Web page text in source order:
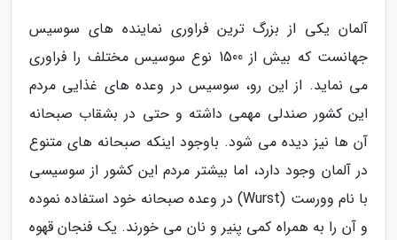
آلمان یکی از بزرگ ترین فراوری نماینده های سوسیس
جهانست که بیش از 1500 نوع سوسیس مختلف را فراوری
می نماید. از این رو، سوسیس در وعده های غذایی مردم
این کشور صندلی مهمی داشته و حتی در بشقاب صبحانه
آن ها نیز دیده می شود. باوجود اینکه صبحانه های متنوع
در آلمان وجود دارد، اما بیشتر مردم این کشور از سوسیسی
با نام وورست (Wurst) در وعده صبحانه خود استفاده نموده
و آن را به همراه کمی پنیر و نان می خورند. یک فنجان قهوه